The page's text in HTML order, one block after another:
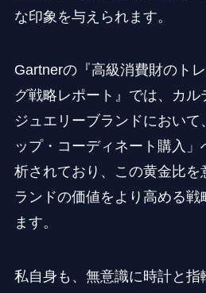
な印象を与えられます。
Gartnerの『高級消費財のト
グ戦略レポート』では、カル
ジュエリーブランドにおい
ップ・コーディネート購入
析されており、この黄金比を
ランドの価値をより高める
ます。
私自身も、無意識に時計と指